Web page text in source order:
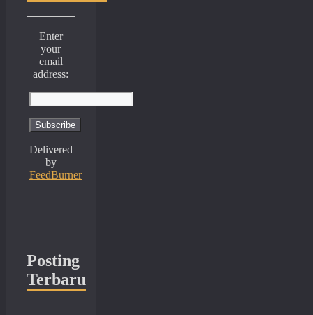
Enter
your
email
address:
Delivered
by
FeedBurner
Posting
Terbaru